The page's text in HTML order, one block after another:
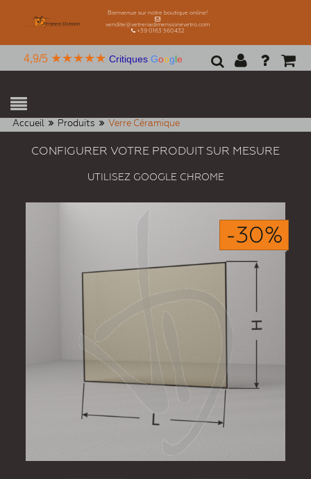
Bienvenue sur notre boutique online!
vendite@vetreriadimensionevetro.com
+39 0163 560432
4,9/5 ★★★★★ Critiques Google
Accueil Produits Verre Céramique
CONFIGURER VOTRE PRODUIT SUR MESURE
UTILISEZ GOOGLE CHROME
-30%